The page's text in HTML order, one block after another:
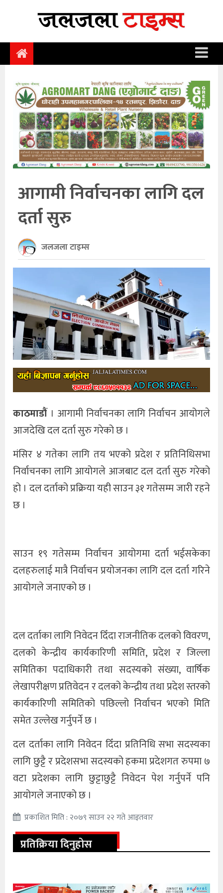
समाचार
समाज
राजनीति
आर्थिक
अन्तर्वार्ता
विचार
साहित्य/
सूचना
प्रविधि
खेलकुद
अन्तर्राष्ट्रिय
थप
आगामी निर्वाचनका लागि दल
दर्ता सुरु
जलजला टाइम्स
काठमाडौं । आगामी निर्वाचनका लागि निर्वाचन आयोगले
आजदेखि दल दर्ता सुरु गरेको छ ।
मंसिर ४ गतेका लागि तय भएको प्रदेश र प्रतिनिधिसभा
निर्वाचनका लागि आयोगले आजबाट दल दर्ता सुरु गरेको
हो । दल दर्ताको प्रक्रिया यही साउन ३१ गतेसम्म जारी रहने
छ ।
साउन १९ गतेसम्म निर्वाचन आयोगमा दर्ता भईसकेका
दलहरुलाई मात्रै निर्वाचन प्रयोजनका लागि दल दर्ता गरिने
आयोगले जनाएको छ ।
दल दर्ताका लागि निवेदन दिँदा राजनीतिक दलको विवरण,
दलको केन्द्रीय कार्यकारिणी समिति, प्रदेश र जिल्ला
समितिका पदाधिकारी तथा सदस्यको संख्या, वार्षिक
लेखापरीक्षण प्रतिवेदन र दलको केन्द्रीय तथा प्रदेश स्तरको
कार्यकारिणी समितिको पछिल्लो निर्वाचन भएको मिति
समेत उल्लेख गर्नुपर्ने छ ।
दल दर्ताका लागि निवेदन दिँदा प्रतिनिधि सभा सदस्यका
लागि छुट्टै र प्रदेशसभा सदस्यको हकमा प्रदेशगत रुपमा ७
वटा प्रदेशका लागि छुट्टाछुट्टै निवेदन पेश गर्नुपर्ने पनि
आयोगले जनाएको छ ।
प्रकाशित मिति : २०७९ साउन २२ गते आइतवार
प्रतिक्रिया दिनुहोस